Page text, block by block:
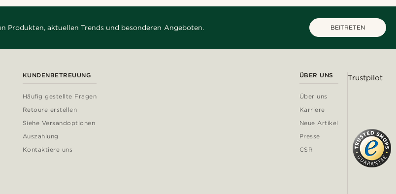
Produkten, aktuellen Trends und besonderen Angeboten. BEITRETEN
KUNDENBETREUUNG
Häufig gestellte Fragen
Retoure erstellen
Siehe Versandoptionen
Auszahlung
Kontaktiere uns
ÜBER UNS
Über uns
Karriere
Neue Artikel
Presse
CSR
Trustpilot